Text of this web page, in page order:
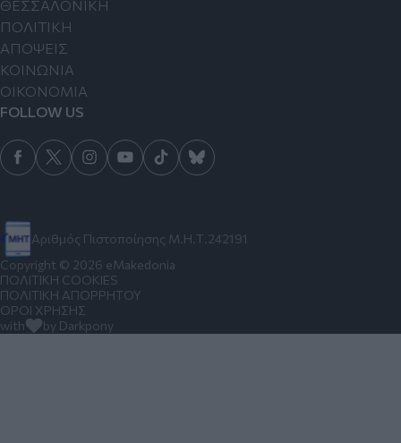
Αριθμός Πιστοποίησης Μ.Η.Τ.242191
ΘΕΣΣΑΛΟΝΙΚΗ
ΠΟΛΙΤΙΚΗ
ΑΠΟΨΕΙΣ
ΚΟΙΝΩΝΙΑ
ΟΙΚΟΝΟΜΙΑ
FOLLOW US
Copyright © 2026 eMakedonia
ΠΟΛΙΤΙΚΗ COOKIES
ΠΟΛΙΤΙΚΗ ΑΠΟΡΡΗΤΟΥ
ΟΡΟΙ ΧΡΗΣΗΣ
with
by Darkpony